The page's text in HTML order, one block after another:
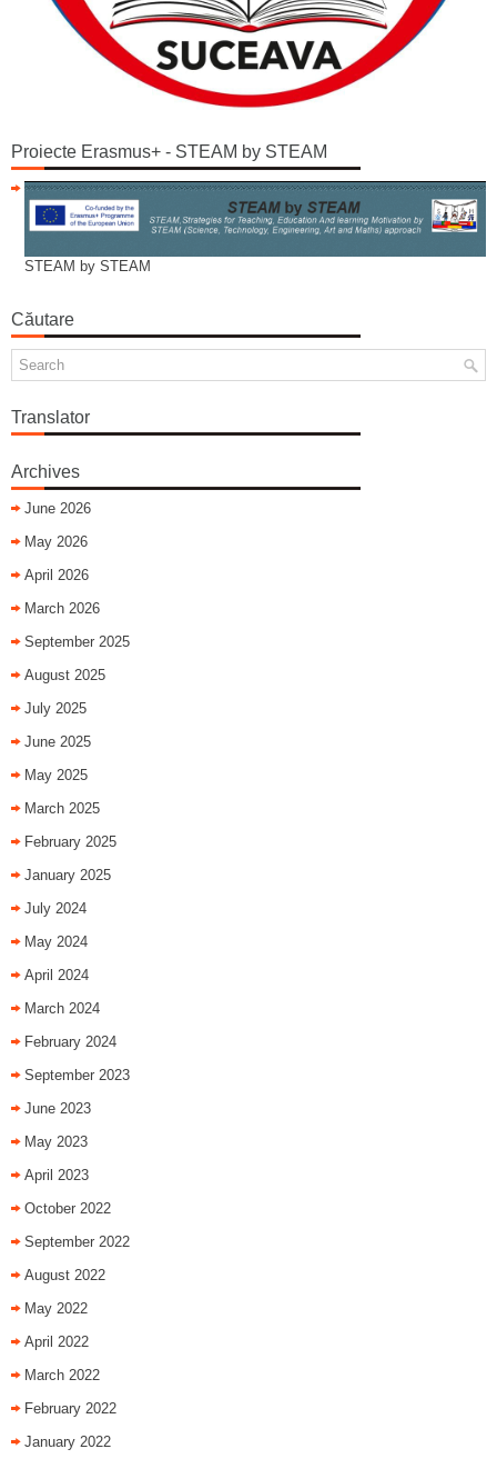
Proiecte Erasmus+ - STEAM by STEAM
STEAM by STEAM
Căutare
Translator
Archives
June 2026
May 2026
April 2026
March 2026
September 2025
August 2025
July 2025
June 2025
May 2025
March 2025
February 2025
January 2025
July 2024
May 2024
April 2024
March 2024
February 2024
September 2023
June 2023
May 2023
April 2023
October 2022
September 2022
August 2022
May 2022
April 2022
March 2022
February 2022
January 2022